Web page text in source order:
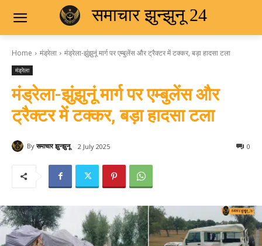
समाचार झुन्झुनू 24
Home मंड्रेला मंड्रेला-झुंझुनूं मार्ग पर एम्बुलेंस और ट्रैक्टर में टक्कर, बड़ा हादसा टला
मंड्रेला
मंड्रेला-झुंझुनूं मार्ग पर एम्बुलेंस और
ट्रैक्टर में टक्कर, बड़ा हादसा टला
By समाचार झुन्झुनू 2 July 2025 0